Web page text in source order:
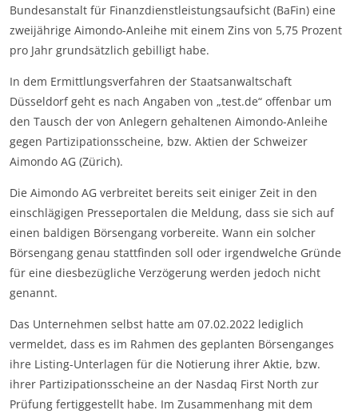
Bundesanstalt für Finanzdienstleistungsaufsicht (BaFin) eine
zweijährige Aimondo-Anleihe mit einem Zins von 5,75 Prozent
pro Jahr grundsätzlich gebilligt habe.
In dem Ermittlungsverfahren der Staatsanwaltschaft
Düsseldorf geht es nach Angaben von „test.de“ offenbar um
den Tausch der von Anlegern gehaltenen Aimondo-Anleihe
gegen Partizipationsscheine, bzw. Aktien der Schweizer
Aimondo AG (Zürich).
Die Aimondo AG verbreitet bereits seit einiger Zeit in den
einschlägigen Presseportalen die Meldung, dass sie sich auf
einen baldigen Börsengang vorbereite. Wann ein solcher
Börsengang genau stattfinden soll oder irgendwelche Gründe
für eine diesbezügliche Verzögerung werden jedoch nicht
genannt.
Das Unternehmen selbst hatte am 07.02.2022 lediglich
vermeldet, dass es im Rahmen des geplanten Börsenganges
ihre Listing-Unterlagen für die Notierung ihrer Aktie, bzw.
ihrer Partizipationsscheine an der Nasdaq First North zur
Prüfung fertiggestellt habe. Im Zusammenhang mit dem